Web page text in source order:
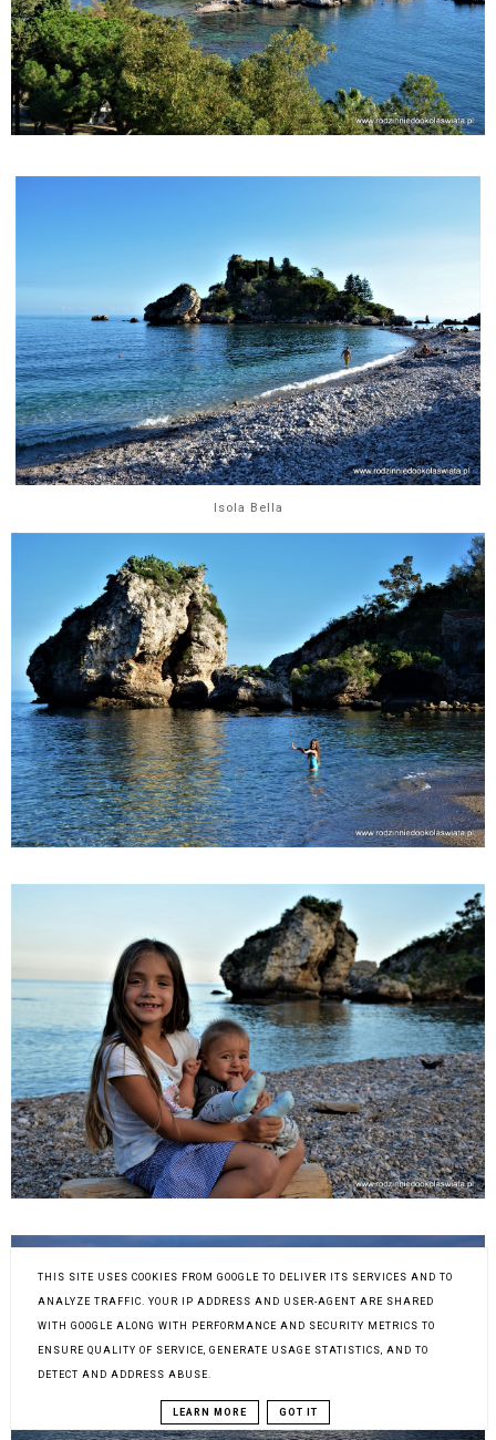
Isola Bella
THIS SITE USES COOKIES FROM GOOGLE TO DELIVER ITS SERVICES AND TO
ANALYZE TRAFFIC. YOUR IP ADDRESS AND USER-AGENT ARE SHARED
WITH GOOGLE ALONG WITH PERFORMANCE AND SECURITY METRICS TO
ENSURE QUALITY OF SERVICE, GENERATE USAGE STATISTICS, AND TO
DETECT AND ADDRESS ABUSE.
LEARN MORE GOT IT